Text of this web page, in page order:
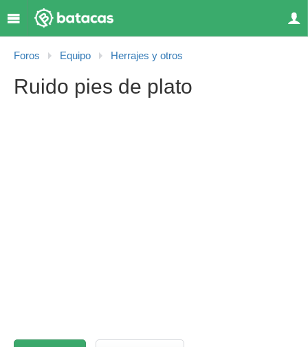
Foros Equipo Herrajes y otros
Ruido pies de plato